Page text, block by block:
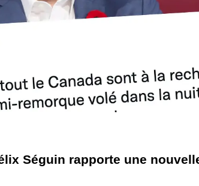
Séguin rapporte une